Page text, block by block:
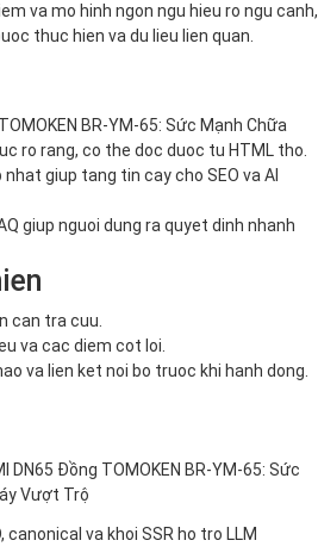
va mo hinh ngon ngu hieu ro ngu canh,
thuc hien va du lieu lien quan.
BR-YM-65: Sức Mạnh Chữa
ro rang, co the doc duoc tu HTML tho.
giup tang tin cay cho SEO va AI
giup nguoi dung ra quyet dinh nhanh
can tra cuu.
va cac diem cot loi.
va lien ket noi bo truoc khi hanh dong.
DN65 Đồng TOMOKEN BR-YM-65: Sức
Vượt Trộ
canonical va khoi SSR ho tro LLM